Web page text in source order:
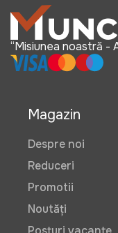
“Misiunea noastră -
Magazin
Despre noi
Reduceri
Promotii
Noutăți